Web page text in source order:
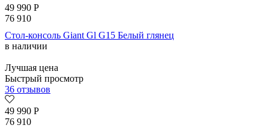
49 990 Р
76 910
Стол-консоль Giant Gl G15 Белый глянец
в наличии
Лучшая цена
Быстрый просмотр
36 отзывов
49 990 Р
76 910